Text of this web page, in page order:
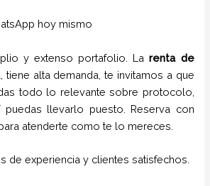
hoy mismo
y extenso portafolio. Larenta de
, tiene alta demanda, te invitamos a que
todo lo relevante sobre protocolo,
llevarlo puesto. Reserva con
atenderte como te lo mereces.
de experiencia y clientes satisfechos.